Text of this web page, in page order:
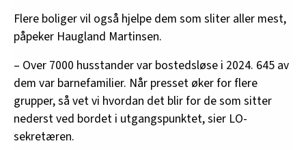
Flere boliger vil også hjelpe dem som sliter aller mest,
påpeker Haugland Martinsen.
– Over 7000 husstander var bostedsløse i 2024. 645 av
dem var barnefamilier. Når presset øker for flere
grupper, så vet vi hvordan det blir for de som sitter
nederst ved bordet i utgangspunktet, sier LO-
sekretæren.